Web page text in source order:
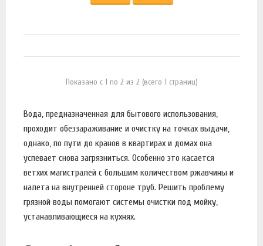
Показано с 1 по 2 из 2 (всего 1 страниц)
Вода, предназначенная для бытового использования,
проходит обеззараживание и очистку на точках выдачи,
однако, по пути до кранов в квартирах и домах она
успевает снова загрязниться. Особенно это касается
ветхих магистралей с большим количеством ржавчины и
налета на внутренней стороне труб. Решить проблему
грязной воды помогают системы очистки под мойку,
устанавливающиеся на кухнях.